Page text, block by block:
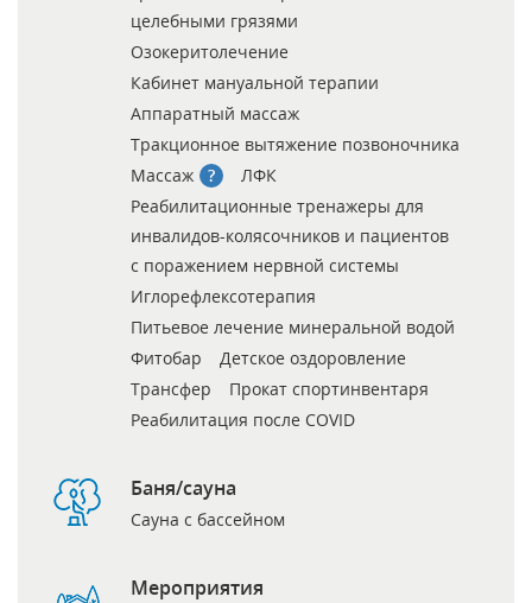
целебными грязями
Озокеритолечение
Кабинет мануальной терапии
Аппаратный массаж
Тракционное вытяжение позвоночника
Массаж
ЛФК
Реабилитационные тренажеры для
инвалидов-колясочников и пациентов
с поражением нервной системы
Иглорефлексотерапия
Питьевое лечение минеральной водой
Фитобар
Детское оздоровление
Трансфер
Прокат спортинвентаря
Реабилитация после COVID
Баня/сауна
Сауна с бассейном
Мероприятия